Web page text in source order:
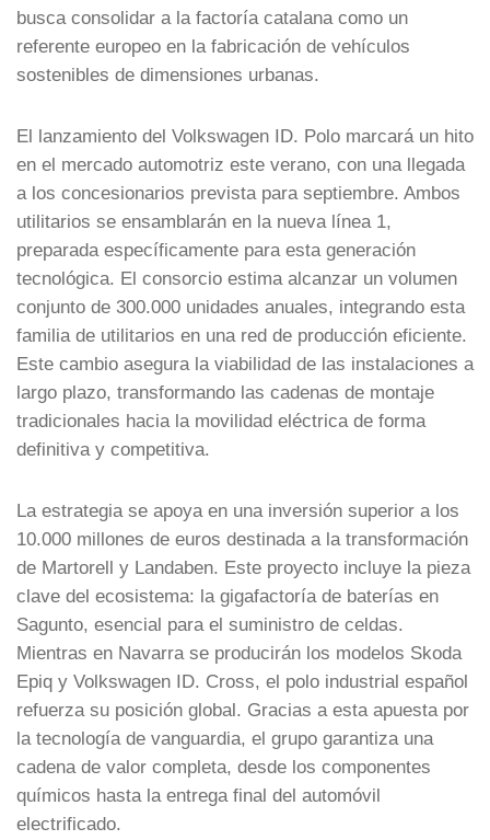
busca consolidar a la factoría catalana como un
referente europeo en la fabricación de vehículos
sostenibles de dimensiones urbanas.
El lanzamiento del Volkswagen ID. Polo marcará un hito
en el mercado automotriz este verano, con una llegada
a los concesionarios prevista para septiembre. Ambos
utilitarios se ensamblarán en la nueva línea 1,
preparada específicamente para esta generación
tecnológica. El consorcio estima alcanzar un volumen
conjunto de 300.000 unidades anuales, integrando esta
familia de utilitarios en una red de producción eficiente.
Este cambio asegura la viabilidad de las instalaciones a
largo plazo, transformando las cadenas de montaje
tradicionales hacia la movilidad eléctrica de forma
definitiva y competitiva.
La estrategia se apoya en una inversión superior a los
10.000 millones de euros destinada a la transformación
de Martorell y Landaben. Este proyecto incluye la pieza
clave del ecosistema: la gigafactoría de baterías en
Sagunto, esencial para el suministro de celdas.
Mientras en Navarra se producirán los modelos Skoda
Epiq y Volkswagen ID. Cross, el polo industrial español
refuerza su posición global. Gracias a esta apuesta por
la tecnología de vanguardia, el grupo garantiza una
cadena de valor completa, desde los componentes
químicos hasta la entrega final del automóvil
electrificado.